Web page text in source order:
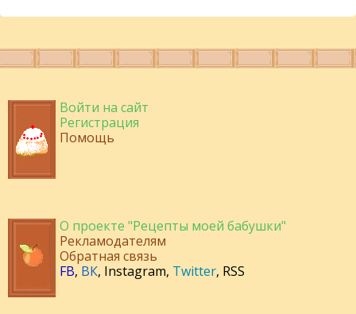
Войти на сайт
Регистрация
Помощь
О проекте "Рецепты моей бабушки"
Рекламодателям
Обратная связь
FB, ВК, Instagram, Twitter, RSS